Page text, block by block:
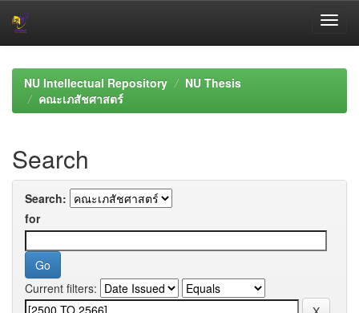
navigationNU Intellectual Repository
NU Thesis
คณะเภสัชศาสตร์
Search
Search:
for
Current filters: